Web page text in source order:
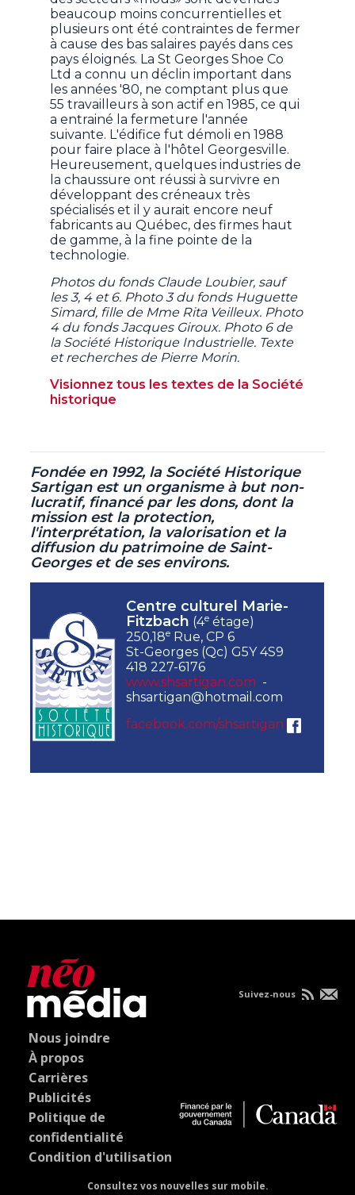
beaucoup moins concurrentielles et
plusieurs ont été contraintes de fermer
à cause des bas salaires payés dans ces
pays éloignés. La St Georges Shoe Co
Ltd a connu un déclin important dans
les années '80, ne comptant plus que
55 travailleurs à son actif en 1985, ce qui
a entrainé la fermeture l'année
suivante. L'édifice fut démoli en 1988
pour faire place à l'hôtel Georgesville.
Heureusement, quelques industries de
la chaussure ont réussi à survivre en
développant des créneaux très
spécialisés et il y aurait encore neuf
fabricants au Québec, des firmes haut
de gamme, à la fine pointe de la
technologie.
Photos du fonds Claude Loubier, sauf
les 3, 4 et 6. Photo 3 du fonds Huguette
Simard, fille de Mme Rita Veilleux. Photo
4 du fonds Jacques Giroux. Photo 6 de
la Société Historique Industrielle. Texte
et recherches de Pierre Morin.
Visionnez tous les textes de la Société
historique
Fondée en 1992, la Société Historique
Sartigan est un organisme à but non-
lucratif, financé par les dons, dont la
mission est la protection,
l'interprétation, la valorisation et la
diffusion du patrimoine de Saint-
Georges et de ses environs.
Centre culturel Marie-
Fitzbach (4e étage)
250,18e Rue, CP 6
St-Georges (Qc) G5Y 4S9
418 227-6176
www.shsartigan.com -
shsartigan@hotmail.com
facebook.com/shsartigan
Nous joindre
À propos
Carrières
Publicités
Politique de
confidentialité
Condition d'utilisation
Consultez vos nouvelles sur mobile.
Suivez-nous